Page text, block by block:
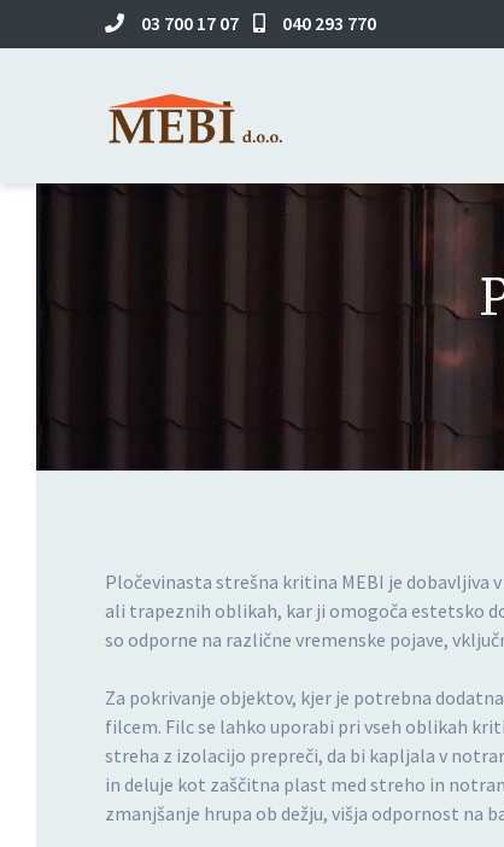
03 700 17 07 040 293 770
Pločevinasta strešna kritina MEBI je dobavljiva
ali trapeznih oblikah, kar ji omogoča estetsko
so odporne na različne vremenske pojave,
Za pokrivanje objektov, kjer je potrebna
filcem. Filc se lahko uporabi pri vseh oblikah
streha z izolacijo prepreči, da bi kapljala v
in deluje kot zaščitna plast med streho in
zmanjšanje hrupa ob dežju, višja odpornost na